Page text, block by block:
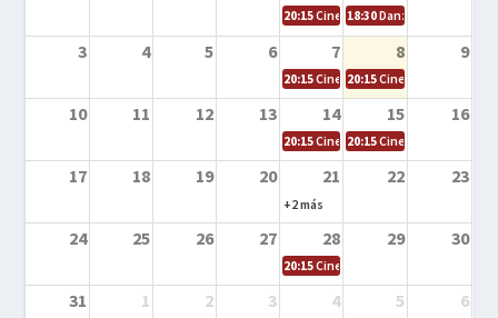
20:15Cine en la calle – Cómo
18:30Danza – Cita en el
3 4 5 6 7 8 9
20:15Cine en la calle – El niño y la
20:15Cine en la calle –
10 11 12 13 14 15 16
20:15Cine en la calle – Tortugas
20:15Cine en la calle –
17 18 19 20 21 22 23
+2 más
24 25 26 27 28 29 30
20:15Cine en el calle – Tintín y el
31 1 2 3 4 5 6